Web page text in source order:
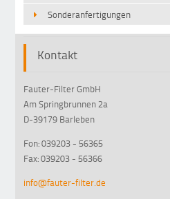
Sonderanfertigungen
Kontakt
Fauter-Filter GmbH
Am Springbrunnen 2a
D-39179 Barleben
Fon: 039203 - 56365
Fax: 039203 - 56366
info@fauter-filter.de